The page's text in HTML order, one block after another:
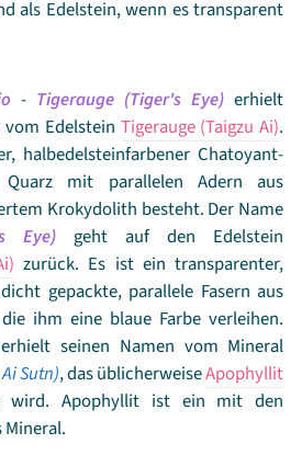
als Edelstein, wenn es transparent
- Tigerauge (Tiger's Eye) erhielt
Edelstein Tigerauge (Taigzu Ai).
halbedelsteinfarbener Chatoyant-
mit parallelen Adern aus
Krokydolith besteht. Der Name
Eye) geht auf den Edelstein
zurück. Es ist ein transparenter,
gepackte, parallele Fasern aus
ihm eine blaue Farbe verleihen.
seinen Namen vom Mineral
Sutn), das üblicherweiseApophyllit
wird. Apophyllit ist ein mit den